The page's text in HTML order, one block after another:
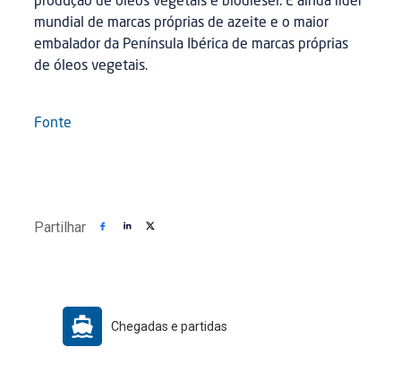
mundial de marcas próprias de azeite e o maior
embalador da Península Ibérica de marcas próprias
de óleos vegetais.
Fonte
Partilhar
Chegadas e partidas